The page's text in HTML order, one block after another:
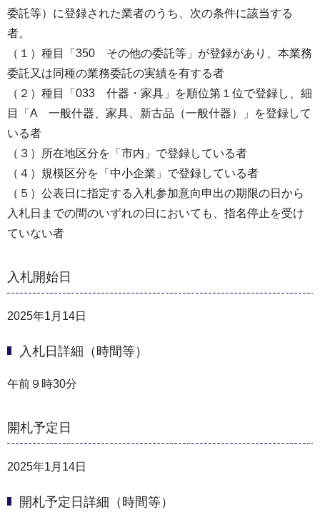
委託等）に登録された業者のうち、次の条件に該当する
者。
（１）種目「350 その他の委託等」が登録があり、本業務
委託又は同種の業務委託の実績を有する者
（２）種目「033 什器・家具」を順位第１位で登録し、細
目「A 一般什器、家具、新古品（一般什器）」を登録して
いる者
（３）所在地区分を「市内」で登録している者
（４）規模区分を「中小企業」で登録している者
（５）公表日に指定する入札参加意向申出の期限の日から
入札日までの間のいずれの日においても、指名停止を受け
ていない者
入札開始日
2025年1月14日
入札日詳細（時間等）
午前９時30分
開札予定日
2025年1月14日
開札予定日詳細（時間等）